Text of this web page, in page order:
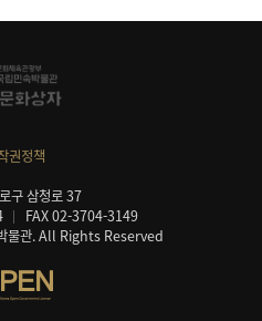
권정책
구 삼청로 37
FAX 02-3704-3149
물관. All Rights Reserved